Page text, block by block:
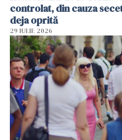
controlat, din cauza
deja oprită
29 IULIE 2026